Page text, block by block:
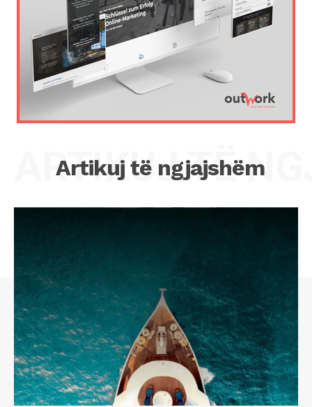
Artikuj të ngjajshëm
ARTIKUJ TË